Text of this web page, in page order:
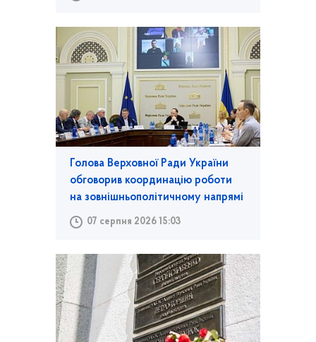
Голова Верховної Ради України
обговорив координацію роботи
на зовнішньополітичному напрямі
07 серпня 2026 15:03